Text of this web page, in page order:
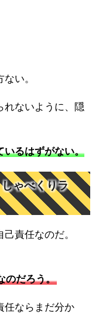
い。
れないように、隠
いるはずがない。
ゃべくりラ
責任なのだ。
のだろう。
任ならまだ分か